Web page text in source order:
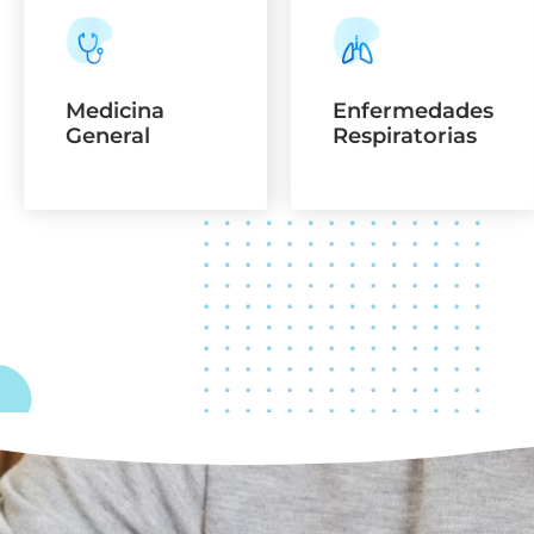
Medicina
General
Enfermedades
Respiratorias